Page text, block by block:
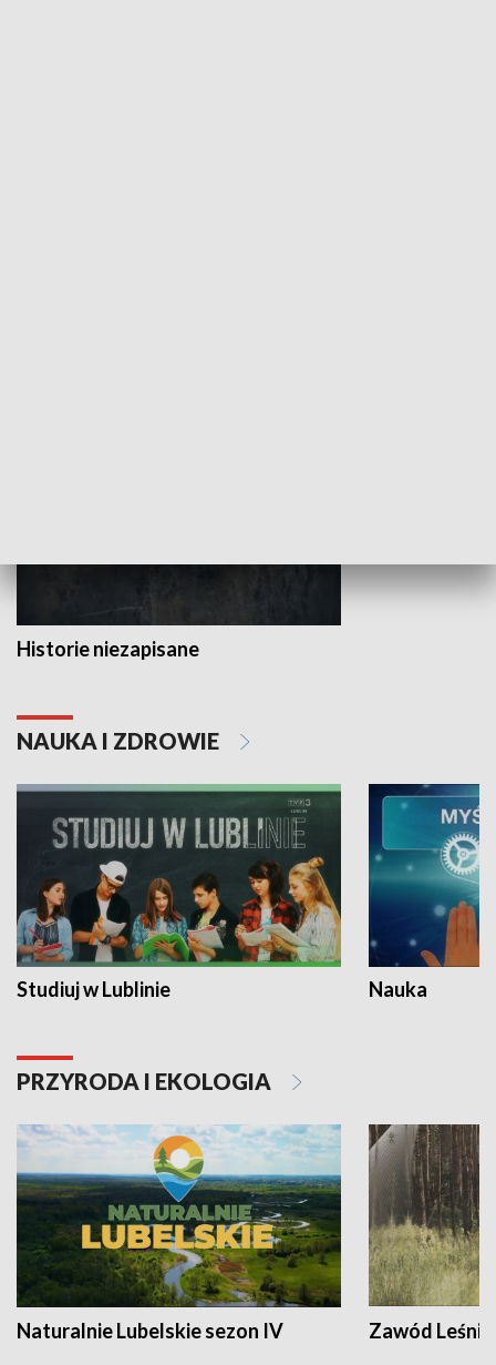
Historie niezapisane
NAUKA I ZDROWIE
Studiuj w Lublinie Nauka
PRZYRODA I EKOLOGIA
Naturalnie Lubelskie sezon IV Zawód Leśnik